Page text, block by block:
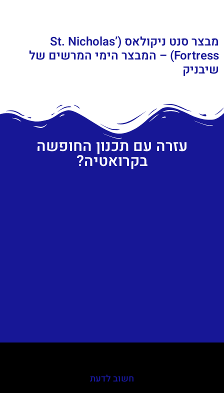
מבצר סנט ניקולאס (St. Nicholas’
Fortress) – המבצר הימי המרשים של
שיבניק
עזרה עם תכנון החופשה
בקרואטיה?
חשוב לדעת